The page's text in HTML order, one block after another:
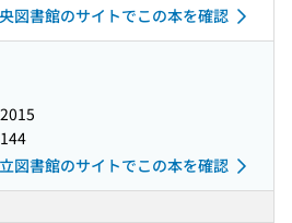
図書館のサイトでこの本を確認
図書館のサイトでこの本を確認